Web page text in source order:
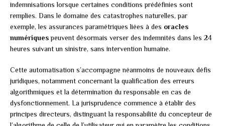
indemnisations lorsque certaines conditions prédéfinies sont
remplies. Dans le domaine des catastrophes naturelles, par
exemple, les assurances paramétriques liées à des oracles
numériquespeuvent désormais verser des indemnités dans les 24
heures suivant un sinistre, sans intervention humaine.
Cette automatisation s’accompagne néanmoins de nouveaux défis
juridiques, notamment concernant la qualification des erreurs
algorithmiques et la détermination du responsable en cas de
dysfonctionnement. La jurisprudence commence à établir des
principes directeurs, distinguant la responsabilité du concepteur de